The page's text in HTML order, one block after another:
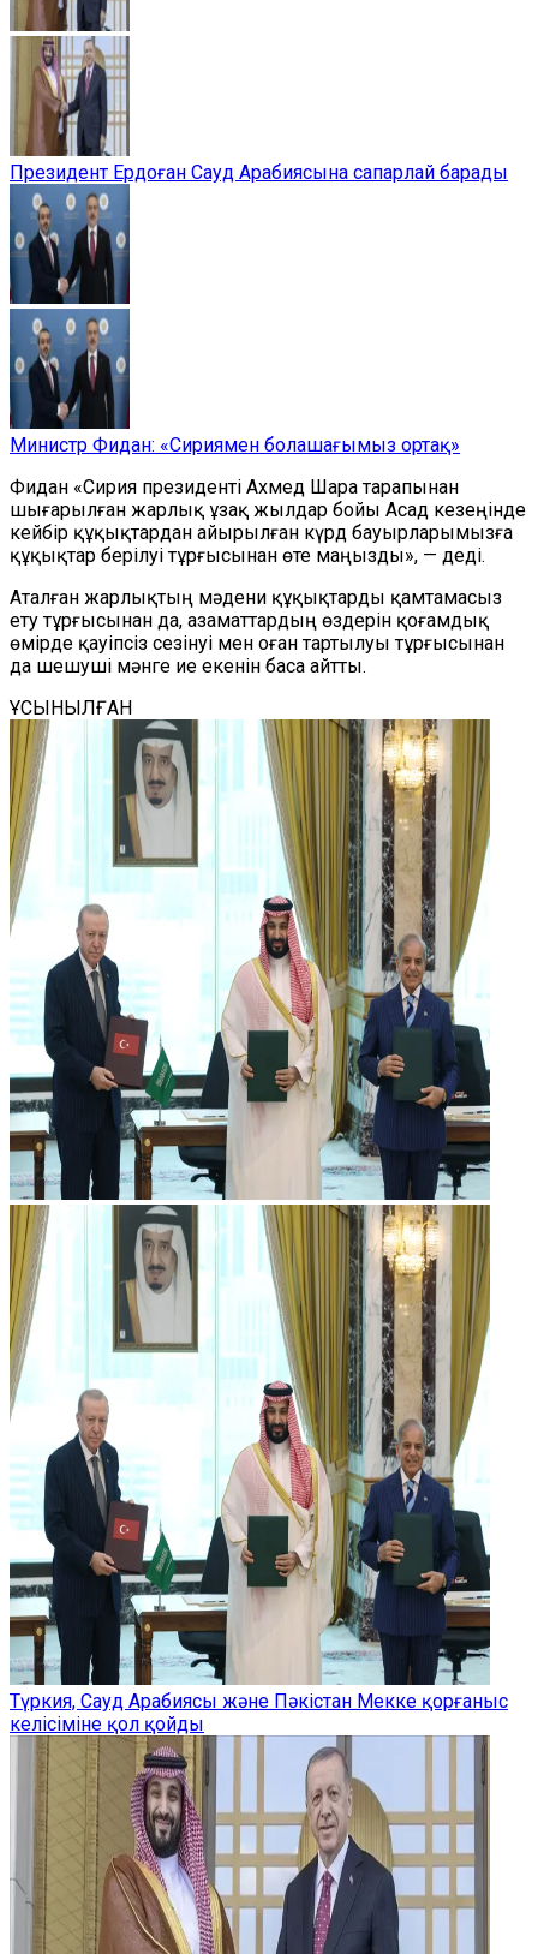
Президент Ердоған Сауд Арабиясына сапарлай барады
Министр Фидан: «Сириямен болашағымыз ортақ»
Фидан «Сирия президенті Ахмед Шара тарапынан
шығарылған жарлық ұзақ жылдар бойы Асад кезеңінде
кейбір құқықтардан айырылған күрд бауырларымызға
құқықтар берілуі тұрғысынан өте маңызды», — деді.
Аталған жарлықтың мәдени құқықтарды қамтамасыз
ету тұрғысынан да, азаматтардың өздерін қоғамдық
өмірде қауіпсіз сезінуі мен оған тартылуы тұрғысынан
да шешуші мәнге ие екенін баса айтты.
ҰСЫНЫЛҒАН
Түркия, Сауд Арабиясы және Пәкістан Мекке қорғаныс
келісіміне қол қойды